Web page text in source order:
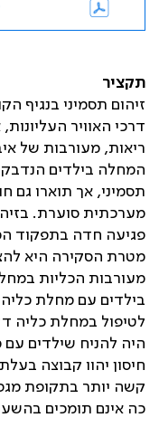
תקציר
זיהום תסמיני בנגיף
דרכי האוויר
ריאות, מעורבות של
המחלה בילדים
תסמיני, אך תוארו גם
מערכתית סוערת.
פגיעה חדה בתפקוד
מטרת הסקירה היא
מעורבות הכליות
בילדים עם מחלת כליה
לטיפול במחלת כליה
היה להניח שילדים עם
חיסון יהוו קבוצה
קשה יותר בתקופת
כה אינם תומכים